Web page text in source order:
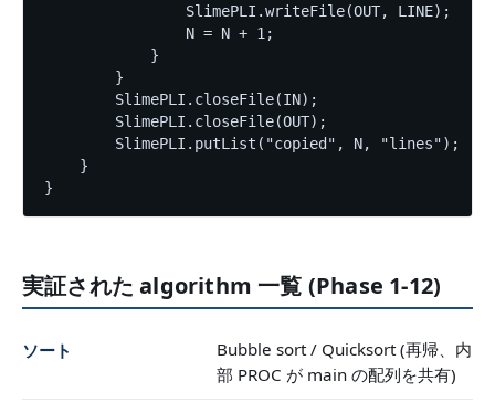
                SlimePLI.writeFile(OUT, LINE);
                N = N + 1;
            }
        }
        SlimePLI.closeFile(IN);
        SlimePLI.closeFile(OUT);
        SlimePLI.putList("copied", N, "lines");
    }
}
実証された algorithm 一覧 (Phase 1-12)
ソート
Bubble sort / Quicksort (再帰、内
部 PROC が main の配列を共有)